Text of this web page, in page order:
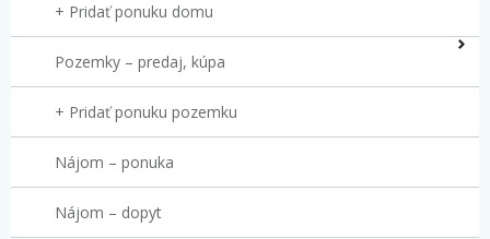
+ Pridať ponuku domu
Pozemky – predaj, kúpa
+ Pridať ponuku pozemku
Nájom – ponuka
Nájom – dopyt